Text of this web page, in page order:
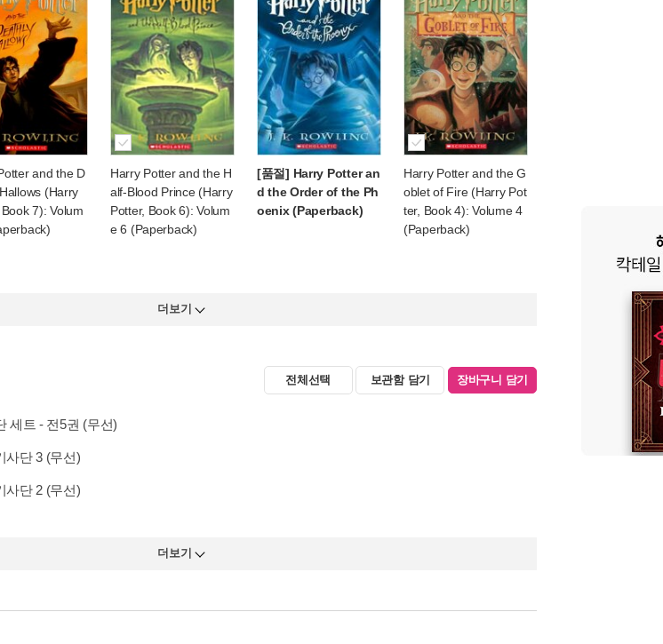
and the D
(Harry
7): Volum
Harry Potter and the H
alf-Blood Prince (Harry
Potter, Book 6): Volum
e 6 (Paperback)
[품절] Harry Potter an
d the Order of the Ph
oenix (Paperback)
Harry Potter and the G
oblet of Fire (Harry Pot
ter, Book 4): Volume 4
(Paperback)
더보기
전체선택 보관함 담기 장바구니 담기
세트 - 전5권 (무선)
사단 3 (무선)
사단 2 (무선)
더보기